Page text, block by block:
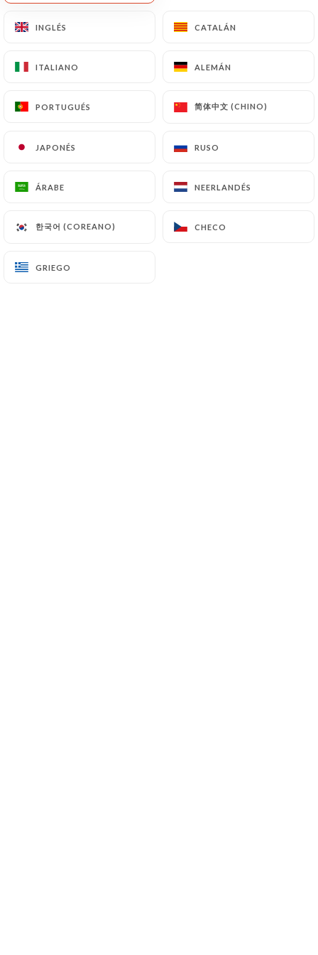
MENÚ
INGLÉS CATALÁN
ITALIANO ALEMÁN
PORTUGUÉS 简体中文 (CHINO)
JAPONÉS RUSO
ÁRABE NEERLANDÉS
한국어 (COREANO) CHECO
GRIEGO
Galería
INGLÉS CATALÁN
ITALIANO ALEMÁN
PORTUGUÉS 简体中文 (CHINO)
JAPONÉS RUSO
ÁRABE NEERLANDÉS
한국어 (COREANO) CHECO
GRIEGO